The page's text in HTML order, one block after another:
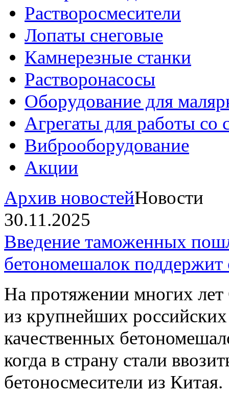
Растворосмесители
Лопаты снеговые
Камнерезные станки
Растворонасосы
Оборудование для
Агрегаты для работы со
Виброоборудование
Акции
Архив новостейНовости
30.11.2025
Введение таможенных
бетономешалок поддержит
На протяжении многих
из крупнейших
качественных
когда в страну стали
бетоносмесители из Китая.